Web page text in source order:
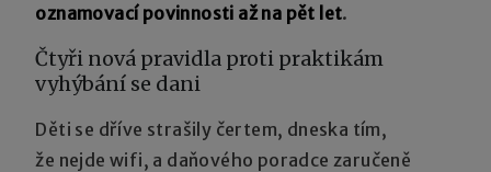
oznamovací povinnosti až na pět let.
Čtyři nová pravidla proti praktikám
vyhýbání se dani
Děti se dříve strašily čertem, dneska tím,
že nejde wifi, a daňového poradce zaručeně